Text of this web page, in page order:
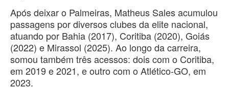
Após deixar o Palmeiras, Matheus Sales acumulou
passagens por diversos clubes da elite nacional,
atuando por Bahia (2017), Coritiba (2020), Goiás
(2022) e Mirassol (2025). Ao longo da carreira,
somou também três acessos: dois com o Coritiba,
em 2019 e 2021, e outro com o Atlético-GO, em
2023.